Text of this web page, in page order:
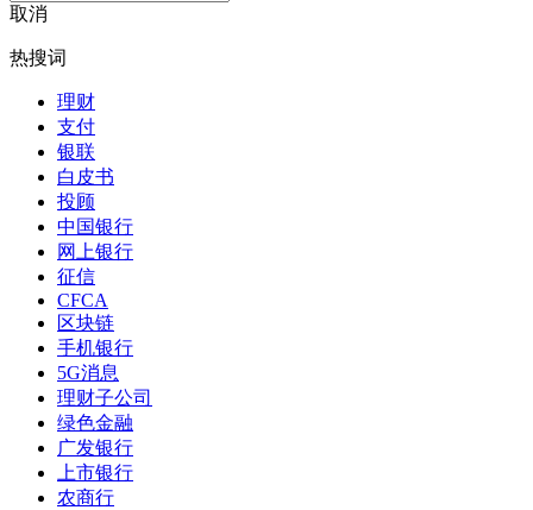
取消
热搜词
理财
支付
银联
白皮书
投顾
中国银行
网上银行
征信
CFCA
区块链
手机银行
5G消息
理财子公司
绿色金融
广发银行
上市银行
农商行